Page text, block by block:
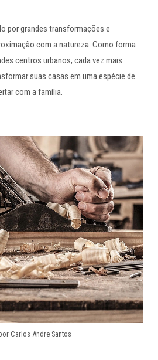
por grandes transformações e
com a natureza. Como forma
centros urbanos, cada vez mais
suas casas em uma espécie de
com a família.
Carlos Andre Santos